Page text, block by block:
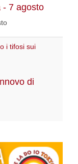
- 7 agosto
di